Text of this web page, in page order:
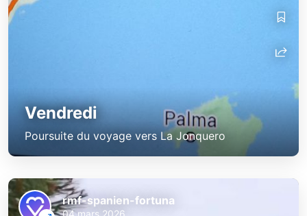
Vendredi
Poursuite du voyage vers La Jonquero
rmf-spanien-fortuna